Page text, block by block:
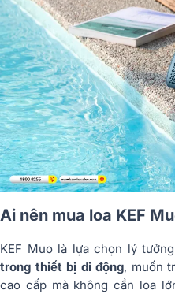
Ai nên mua loa KEF
KEF Muo là lựa chọn lý
trong thiết bị di động, muốn
cao cấp mà không cần loa